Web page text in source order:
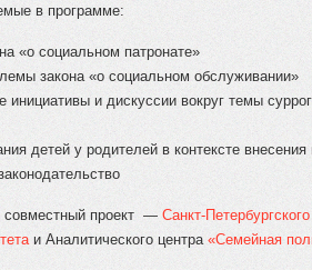
в программе:
«о социальном патронате»
закона «о социальном обслуживании»
инициативы и дискуссии вокруг темы
детей у родителей в контексте
проект — Санкт-
и Аналитического центра «Семейная